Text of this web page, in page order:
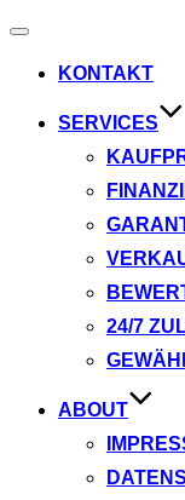
Navigation
KONTAKT
SERVICES
24/7
ABOUT